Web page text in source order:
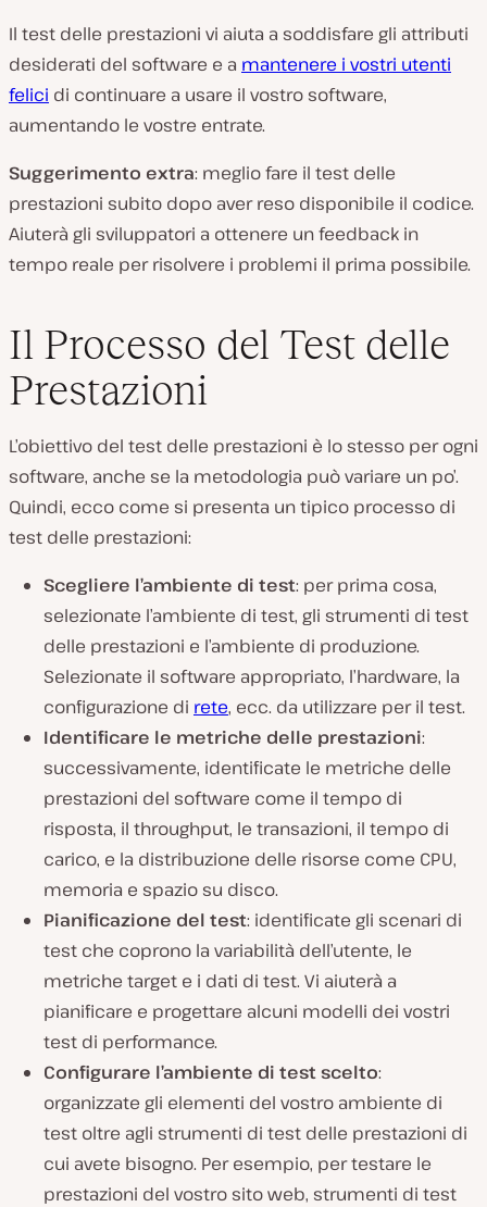
Il test delle prestazioni vi aiuta a soddisfare gli attributi
desiderati del software e a mantenere i vostri utenti
felici di continuare a usare il vostro software,
aumentando le vostre entrate.
Suggerimento extra: meglio fare il test delle
prestazioni subito dopo aver reso disponibile il codice.
Aiuterà gli sviluppatori a ottenere un feedback in
tempo reale per risolvere i problemi il prima possibile.
Il Processo del Test delle
Prestazioni
L’obiettivo del test delle prestazioni è lo stesso per ogni
software, anche se la metodologia può variare un po’.
Quindi, ecco come si presenta un tipico processo di
test delle prestazioni:
Scegliere l’ambiente di test: per prima cosa,
selezionate l’ambiente di test, gli strumenti di test
delle prestazioni e l’ambiente di produzione.
Selezionate il software appropriato, l’hardware, la
configurazione di rete, ecc. da utilizzare per il test.
Identificare le metriche delle prestazioni:
successivamente, identificate le metriche delle
prestazioni del software come il tempo di
risposta, il throughput, le transazioni, il tempo di
carico, e la distribuzione delle risorse come CPU,
memoria e spazio su disco.
Pianificazione del test: identificate gli scenari di
test che coprono la variabilità dell’utente, le
metriche target e i dati di test. Vi aiuterà a
pianificare e progettare alcuni modelli dei vostri
test di performance.
Configurare l’ambiente di test scelto:
organizzate gli elementi del vostro ambiente di
test oltre agli strumenti di test delle prestazioni di
cui avete bisogno. Per esempio, per testare le
prestazioni del vostro sito web, strumenti di test